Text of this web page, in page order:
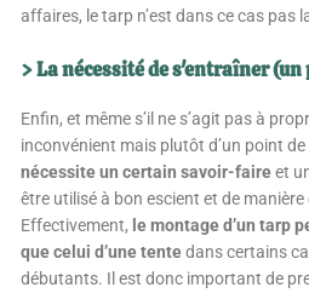
affaires, le tarp n’est dans ce cas pas
> La nécessité de s'entraîner (un
Enfin, et même s’il ne s’agit pas à
inconvénient mais plutôt d’un point de
nécessite un certain savoir-faireet
être utilisé à bon escient et de
Effectivement, le montage d’un tarp
que celui d’une tentedans certains
débutants. Il est donc important de